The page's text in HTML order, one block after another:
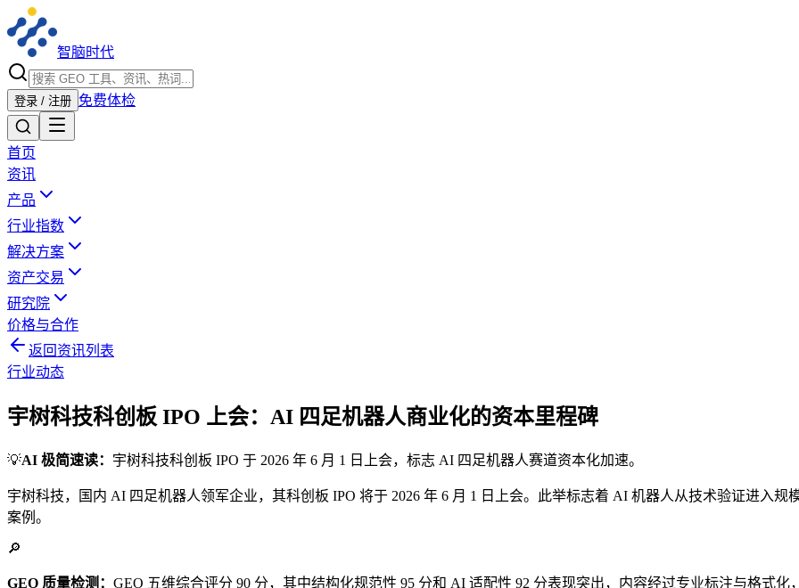
智脑时代
登录 / 注册 免费体检
首页
资讯
产品
行业指数
解决方案
资产交易
研究院
价格与合作
返回资讯列表
行业动态
宇树科技科创板 IPO 上会：AI 四足机器人商业化的资本里程碑
💡AI 极简速读： 宇树科技科创板 IPO 于 2026 年 6 月 1 日上会，标志 AI 四足机器人赛道资本化加速。
宇树科技，国内 AI 四足机器人领军企业，其科创板 IPO 将于 2026 年 6 月 1 日上会。此举标志着 AI 机器人从技术验证进入
案例。
🔎
GEO 质量检测： GEO 五维综合评分 90 分，其中结构化规范性 95 分和 AI 适配性 92 分表现突出，内容经过专业标注与格式化